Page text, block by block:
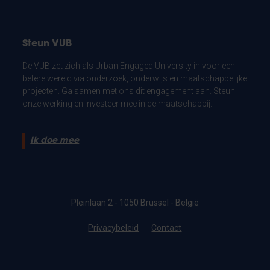
Steun VUB
De VUB zet zich als Urban Engaged University in voor een
betere wereld via onderzoek, onderwijs en maatschappelijke
projecten. Ga samen met ons dit engagement aan. Steun
onze werking en investeer mee in de maatschappij.
Ik doe mee
Pleinlaan 2 - 1050 Brussel - België
Privacybeleid Contact